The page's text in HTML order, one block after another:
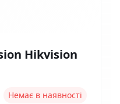
Hikvision
Немає в наявності